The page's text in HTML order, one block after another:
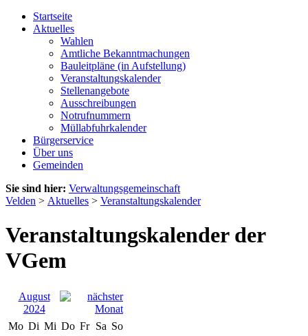
Startseite
Aktuelles
Wahlen
Amtliche Bekanntmachungen
Bauleitpläne (in Aufstellung)
Veranstaltungskalender
Stellenangebote
Ausschreibungen
Notrufnummern
Müllabfuhrkalender
Bürgerservice
Über uns
Gemeinden
Sie sind hier: Verwaltungsgemeinschaft
Velden > Aktuelles > Veranstaltungskalender
Veranstaltungskalender der
VGem
August
2024
Mo Di Mi Do Fr Sa So